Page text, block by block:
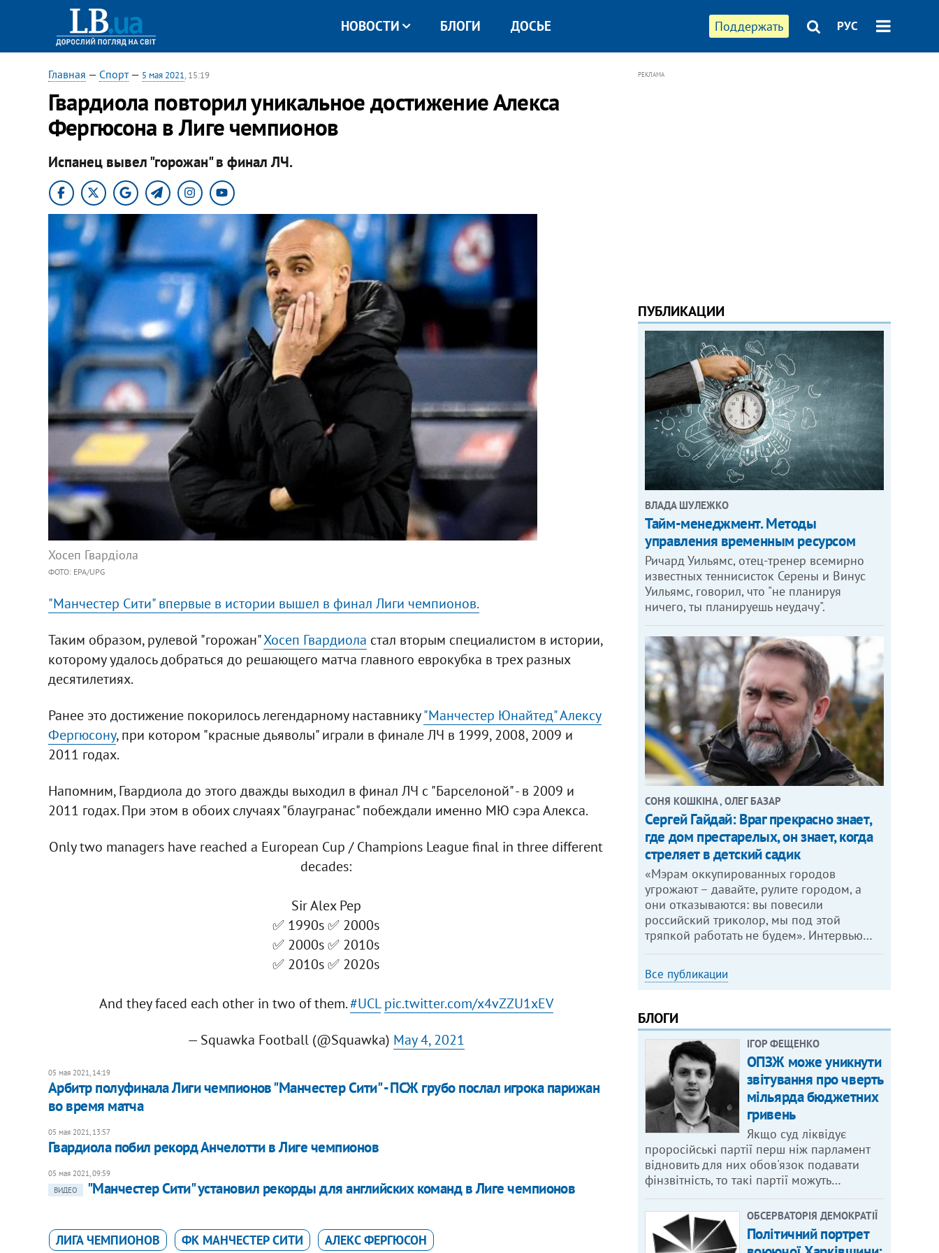
Поддержать РУС
НОВОСТИ БЛОГИ ДОСЬЕ
Главная — Спорт— 5 мая 2021, 15:19
Гвардиола повторил уникальное достижение Алекса
Фергюсона в Лиге чемпионов
Испанец вывел "горожан" в финал ЛЧ.
Хосеп Гвардіола
ФОТО: EPA/UPG
"Манчестер Сити" впервые в истории вышел в финал Лиги чемпионов.
Таким образом, рулевой "горожан"Хосеп Гвардиола стал вторым специалистом в истории,
которому удалось добраться до решающего матча главного еврокубка в трех разных
десятилетиях.
Ранее это достижение покорилось легендарному наставнику"Манчестер Юнайтед" Алексу
Фергюсону, при котором "красные дьяволы" играли в финале ЛЧ в 1999, 2008, 2009 и
2011 годах.
Напомним, Гвардиола до этого дважды выходил в финал ЛЧ с "Барселоной" - в 2009 и
2011 годах. При этом в обоих случаях "блаугранас" побеждали именно МЮ сэра Алекса.
Only two managers have reached a European Cup / Champions League final in three different
decades:
Sir Alex Pep
✅ 1990s ✅ 2000s
✅ 2000s ✅ 2010s
✅ 2010s ✅ 2020s
And they faced each other in two of them.#UCL pic.twitter.com/x4vZZU1xEV
— Squawka Football (@Squawka) May 4, 2021
05 мая 2021, 14:19
Арбитр полуфинала Лиги чемпионов "Манчестер Сити" - ПСЖ грубо послал игрока парижан
во время матча
05 мая 2021, 13:57
Гвардиола побил рекорд Анчелотти в Лиге чемпионов
05 мая 2021, 09:59
ВИДЕО
"Манчестер Сити" установил рекорды для английских команд в Лиге чемпионов
ЛИГА ЧЕМПИОНОВ ФК МАНЧЕСТЕР СИТИ АЛЕКС ФЕРГЮСОН
РЕКЛАМА
ПУБЛИКАЦИИ
ВЛАДА ШУЛЕЖКО
Тайм-менеджмент. Методы
управления временным ресурсом
Ричард Уильямс, отец-тренер всемирно
известных теннисисток Серены и Винус
Уильямс, говорил, что "не планируя
ничего, ты планируешь неудачу".
СОНЯ КОШКІНА , ОЛЕГ БАЗАР
Сергей Гайдай: Враг прекрасно знает,
где дом престарелых, он знает, когда
стреляет в детский садик
«Мэрам оккупированных городов
угрожают – давайте, рулите городом, а
они отказываются: вы повесили
российский триколор, мы под этой
тряпкой работать не будем». Интервью…
Все публикации
БЛОГИ
ІГОР ФЕЩЕНКО
ОПЗЖ може уникнути
звітування про чверть
мільярда бюджетних
гривень
Якщо суд ліквідує
проросійські партії перш ніж парламент
відновить для них обов'язок подавати
фінзвітність, то такі партії можуть…
ОБСЕРВАТОРІЯ ДЕМОКРАТІЇ
Політичний портрет